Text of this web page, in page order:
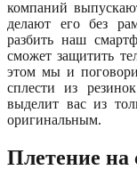
компаний
делают его без
разбить наш
сможет защитить
этом мы и
сплести из
выделит вас из
оригинальным.
Плетение на